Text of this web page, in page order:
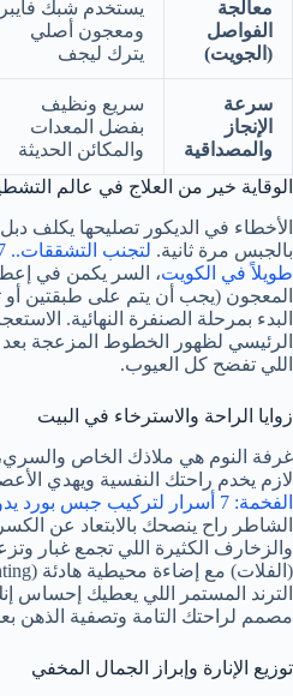
معالجة
الفواصل
(الجويت)
يستخدم شبك فايبر
ومعجون أصلي
يترك ليجف
سرعة
الإنجاز
والمصداقية
سريع ونظيف
بفضل المعدات
والمكائن الحديثة
الوقاية خير من العلاج في عالم
الأخطاء في الديكور تصليحها يكلف
بالجبس مرة ثانية.
طويلاً في الكويت، السر يكمن في
المعجون (يجب أن يتم على طبقتين أو
البدء بمرحلة الصنفرة النهائية.
الرئيسي لظهور الخطوط المزعجة
اللي تفضح كل العيوب.
زوايا الراحة والاسترخاء في البيت
غرفة النوم هي ملاذك الخاص
لازم يخدم راحتك النفسية ويهدي
الفخمة: 7 أسرار لتركيب جبس بورد يدوم طويلاً في الكويت
الشاطر راح ينصحك بالابتعاد عن
والزخارف الكثيرة اللي تجمع غبار
الترند المستمر اللي يعطيك إحساس
مصمم لراحتك التامة وتصفية الذهن
توزيع الإنارة وإبراز الجمال المخفي